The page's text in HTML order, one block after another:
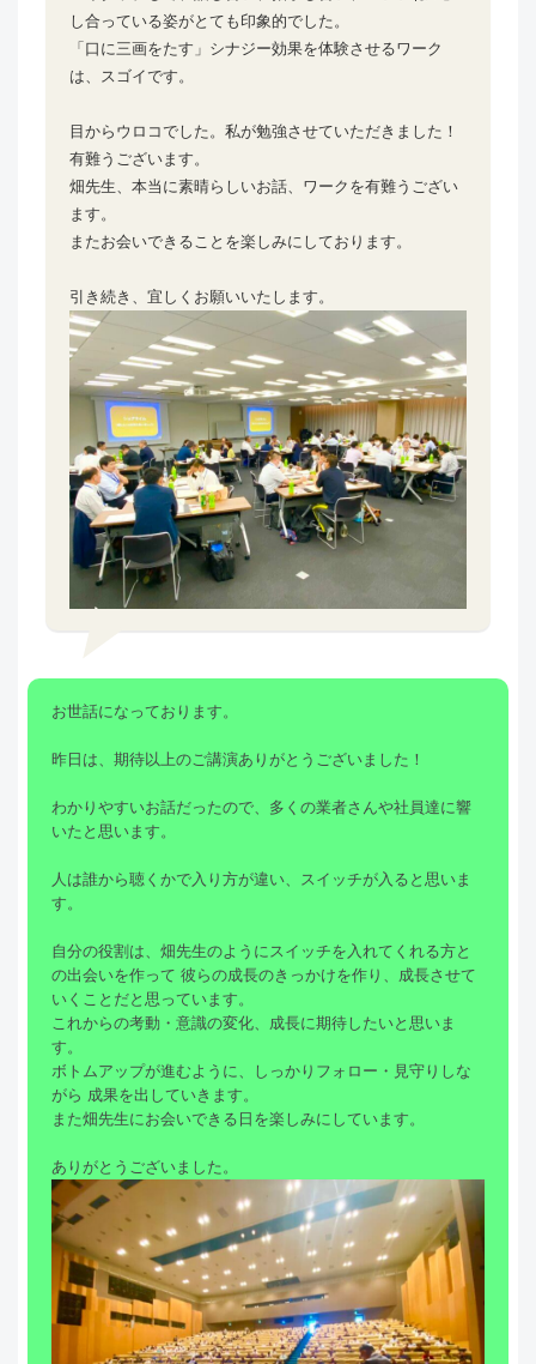
し合っている姿がとても印象的でした。
「口に三画をたす」シナジー効果を体験させるワーク
は、スゴイです。
目からウロコでした。私が勉強させていただきました！
有難うございます。
畑先生、本当に素晴らしいお話、ワークを有難うござい
ます。
またお会いできることを楽しみにしております。
引き続き、宜しくお願いいたします。
お世話になっております。
昨日は、期待以上のご講演ありがとうございました！
わかりやすいお話だったので、多くの業者さんや社員達に響
いたと思います。
人は誰から聴くかで入り方が違い、スイッチが入ると思いま
す。
自分の役割は、畑先生のようにスイッチを入れてくれる方と
の出会いを作って 彼らの成長のきっかけを作り、成長させて
いくことだと思っています。
これからの考動・意識の変化、成長に期待したいと思いま
す。
ボトムアップが進むように、しっかりフォロー・見守りしな
がら 成果を出していきます。
また畑先生にお会いできる日を楽しみにしています。
ありがとうございました。